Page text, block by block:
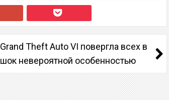
Grand Theft Auto VI повергла всех в
шок невероятной особенностью